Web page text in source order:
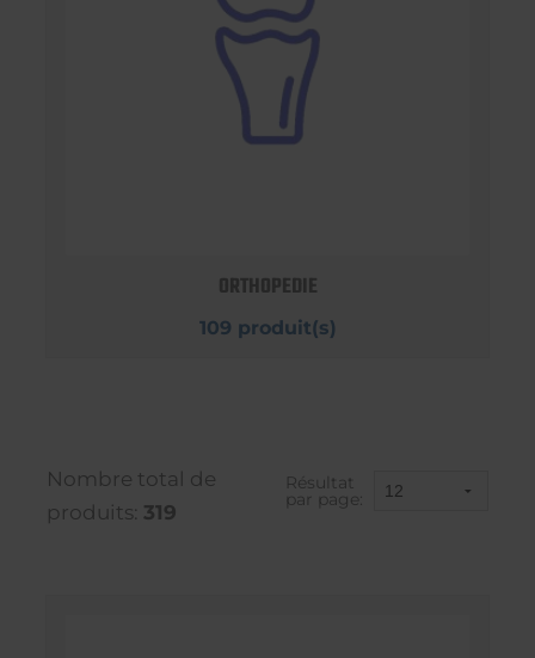
ORTHOPEDIE
109 produit(s)
Nombre total de
produits: 319
Résultat
par page: